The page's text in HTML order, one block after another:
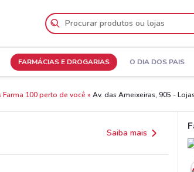
FARMÁCIAS E DROGARIAS O DIA DOS PAIS
Farma 100 perto de você Av. das Ameixeiras, 905 -
Saiba mais